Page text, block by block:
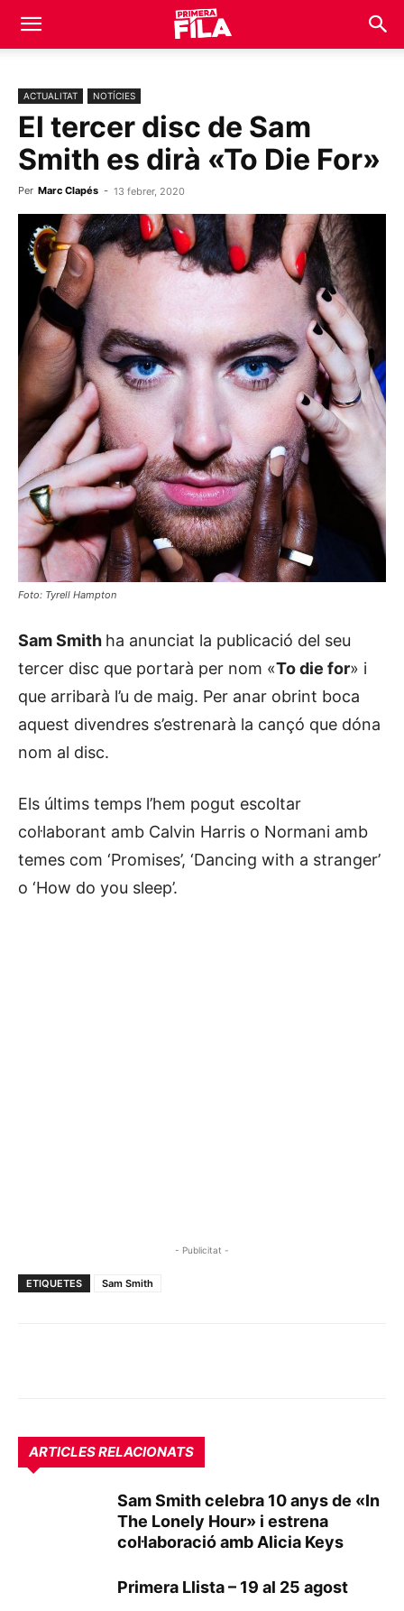
ACTUALITAT NOTÍCIES
El tercer disc de Sam
Smith es dirà «To Die For»
Per Marc Clapés - 13 febrer, 2020
Foto: Tyrell Hampton
Sam Smith ha anunciat la publicació del seu
tercer disc que portarà per nom «To die for» i
que arribarà l’u de maig. Per anar obrint boca
aquest divendres s’estrenarà la cançó que dóna
nom al disc.
Els últims temps l’hem pogut escoltar
col·laborant amb Calvin Harris o Normani amb
temes com ‘Promises’, ‘Dancing with a stranger’
o ‘How do you sleep’.
- Publicitat -
ETIQUETES Sam Smith
ARTICLES RELACIONATS
Sam Smith celebra 10 anys de «In
The Lonely Hour» i estrena
col·laboració amb Alicia Keys
Primera Llista – 19 al 25 agost